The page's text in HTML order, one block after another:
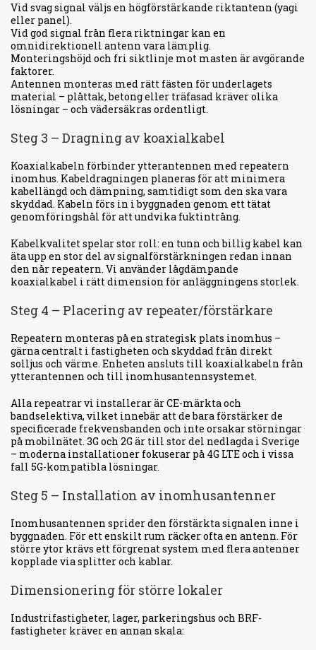
Vid svag signal väljs en högförstärkande riktantenn (yagi
eller panel).
Vid god signal från flera riktningar kan en
omnidirektionell antenn vara lämplig.
Monteringshöjd och fri siktlinje mot masten är avgörande
faktorer.
Antennen monteras med rätt fästen för underlagets
material – plåttak, betong eller träfasad kräver olika
lösningar – och vädersäkras ordentligt.
Steg 3 – Dragning av koaxialkabel
Koaxialkabeln förbinder ytterantennen med repeatern
inomhus. Kabeldragningen planeras för att minimera
kabellängd och dämpning, samtidigt som den ska vara
skyddad. Kabeln förs in i byggnaden genom ett tätat
genomföringshål för att undvika fuktintrång.
Kabelkvalitet spelar stor roll: en tunn och billig kabel kan
äta upp en stor del av signalförstärkningen redan innan
den når repeatern. Vi använder lågdämpande
koaxialkabel i rätt dimension för anläggningens storlek.
Steg 4 – Placering av repeater/förstärkare
Repeatern monteras på en strategisk plats inomhus –
gärna centralt i fastigheten och skyddad från direkt
solljus och värme. Enheten ansluts till koaxialkabeln från
ytterantennen och till inomhusantennsystemet.
Alla repeatrar vi installerar är CE-märkta och
bandselektiva, vilket innebär att de bara förstärker de
specificerade frekvensbanden och inte orsakar störningar
på mobilnätet. 3G och 2G är till stor del nedlagda i Sverige
– moderna installationer fokuserar på 4G LTE och i vissa
fall 5G-kompatibla lösningar.
Steg 5 – Installation av inomhusantenner
Inomhusantennen sprider den förstärkta signalen inne i
byggnaden. För ett enskilt rum räcker ofta en antenn. För
större ytor krävs ett förgrenat system med flera antenner
kopplade via splitter och kablar.
Dimensionering för större lokaler
Industrifastigheter, lager, parkeringshus och BRF-
fastigheter kräver en annan skala: